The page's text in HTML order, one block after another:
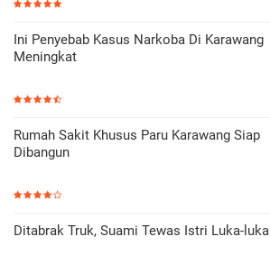
Ini Penyebab Kasus Narkoba Di Karawang
Meningkat
Rumah Sakit Khusus Paru Karawang Siap
Dibangun
Ditabrak Truk, Suami Tewas Istri Luka-luka